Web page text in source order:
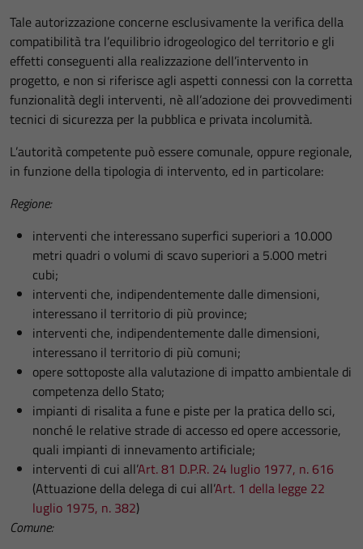
Tale autorizzazione concerne esclusivamente la verifica della
compatibilità tra l’equilibrio idrogeologico del territorio e gli
effetti conseguenti alla realizzazione dell’intervento in
progetto, e non si riferisce agli aspetti connessi con la corretta
funzionalità degli interventi, nè all’adozione dei provvedimenti
tecnici di sicurezza per la pubblica e privata incolumità.
L’autorità competente può essere comunale, oppure regionale,
in funzione della tipologia di intervento, ed in particolare:
Regione:
interventi che interessano superfici superiori a 10.000
metri quadri o volumi di scavo superiori a 5.000 metri
cubi;
interventi che, indipendentemente dalle dimensioni,
interessano il territorio di più province;
interventi che, indipendentemente dalle dimensioni,
interessano il territorio di più comuni;
opere sottoposte alla valutazione di impatto ambientale di
competenza dello Stato;
impianti di risalita a fune e piste per la pratica dello sci,
nonché le relative strade di accesso ed opere accessorie,
quali impianti di innevamento artificiale;
interventi di cui all’Art. 81 D.P.R. 24 luglio 1977, n. 616
(Attuazione della delega di cui all’Art. 1 della legge 22
luglio 1975, n. 382)
Comune: